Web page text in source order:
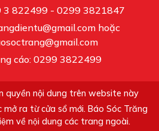
822499 - 0299 3821847
hoặc
cáo: 0299 3822499
quyền nội dung trên website này
ra từ cửa sổ mới. Báo Sóc Trăng
về nội dung các trang ngoài.